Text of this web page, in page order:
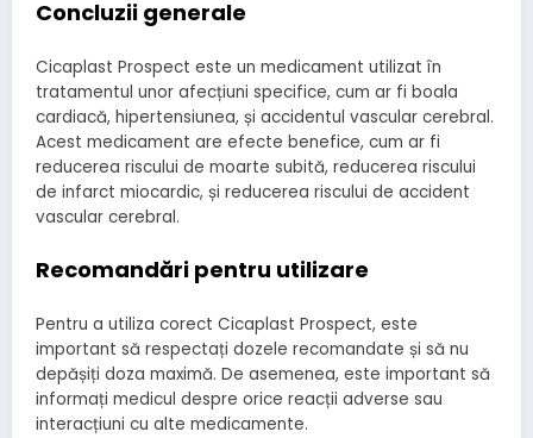
Concluzii generale
Cicaplast Prospect este un medicament utilizat în
tratamentul unor afecțiuni specifice, cum ar fi boala
cardiacă, hipertensiunea, și accidentul vascular cerebral.
Acest medicament are efecte benefice, cum ar fi
reducerea riscului de moarte subită, reducerea riscului
de infarct miocardic, și reducerea riscului de accident
vascular cerebral.
Recomandări pentru utilizare
Pentru a utiliza corect Cicaplast Prospect, este
important să respectați dozele recomandate și să nu
depășiți doza maximă. De asemenea, este important să
informați medicul despre orice reacții adverse sau
interacțiuni cu alte medicamente.